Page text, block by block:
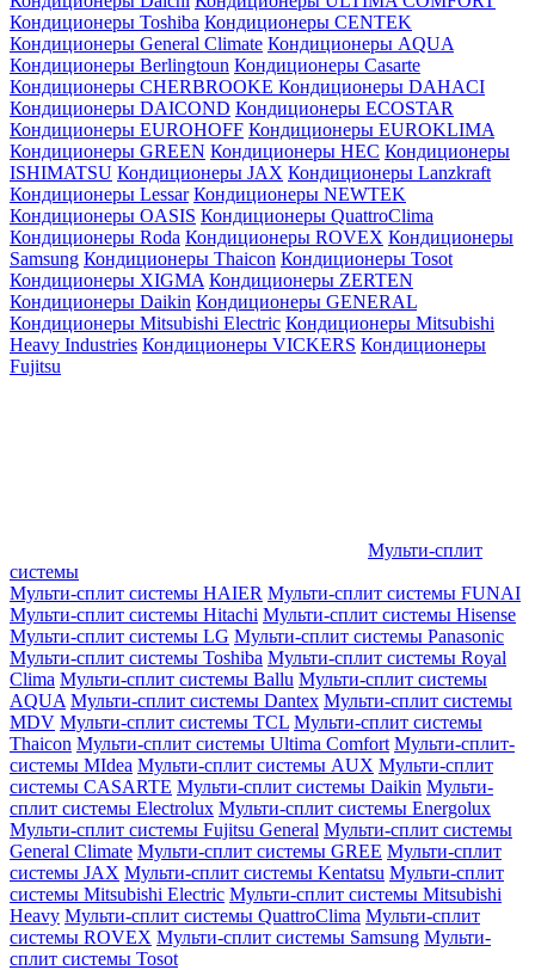
Кондиционеры Toshiba Кондиционеры CENTEK
Кондиционеры General Climate Кондиционеры AQUA
Кондиционеры Berlingtoun Кондиционеры Casarte
Кондиционеры CHERBROOKE Кондиционеры DAHACI
Кондиционеры DAICOND Кондиционеры ECOSTAR
Кондиционеры EUROHOFF Кондиционеры EUROKLIMA
Кондиционеры GREEN Кондиционеры HEC Кондиционеры
ISHIMATSU Кондиционеры JAX Кондиционеры Lanzkraft
Кондиционеры Lessar Кондиционеры NEWTEK
Кондиционеры OASIS Кондиционеры QuattroClima
Кондиционеры Roda Кондиционеры ROVEX Кондиционеры
Samsung Кондиционеры Thaicon Кондиционеры Tosot
Кондиционеры XIGMA Кондиционеры ZERTEN
Кондиционеры Daikin Кондиционеры GENERAL
Кондиционеры Mitsubishi Electric Кондиционеры Mitsubishi
Heavy Industries Кондиционеры VICKERS Кондиционеры
Fujitsu
Мульти-сплит
системы
Мульти-сплит системы HAIER Мульти-сплит системы FUNAI
Мульти-сплит системы Hitachi Мульти-сплит системы Hisense
Мульти-сплит системы LG Мульти-сплит системы Panasonic
Мульти-сплит системы Toshiba Мульти-сплит системы Royal
Clima Мульти-сплит системы Ballu Мульти-сплит системы
AQUA Мульти-сплит системы Dantex Мульти-сплит системы
MDV Мульти-сплит системы TCL Мульти-сплит системы
Thaicon Мульти-сплит системы Ultima Comfort Мульти-сплит-
системы MIdea Мульти-сплит системы AUX Мульти-сплит
системы CASARTE Мульти-сплит системы Daikin Мульти-
сплит системы Electrolux Мульти-сплит системы Energolux
Мульти-сплит системы Fujitsu General Мульти-сплит системы
General Climate Мульти-сплит системы GREE Мульти-сплит
системы JAX Мульти-сплит системы Kentatsu Мульти-сплит
системы Mitsubishi Electric Мульти-сплит системы Mitsubishi
Heavy Мульти-сплит системы QuattroClima Мульти-сплит
системы ROVEX Мульти-сплит системы Samsung Мульти-
сплит системы Tosot